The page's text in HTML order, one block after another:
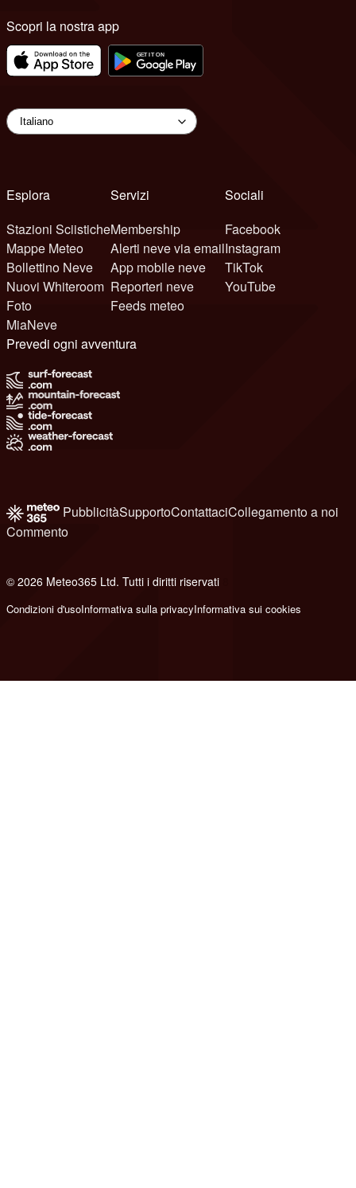
Scopri la nostra app
Esplora
Stazioni Sciistiche
Mappe Meteo
Bollettino Neve
Nuovi Whiteroom
Foto
MiaNeve
Servizi
Membership
Alerti neve via email
App mobile neve
Reporteri neve
Feeds meteo
Sociali
Facebook
Instagram
TikTok
YouTube
Prevedi ogni avventura
PubblicitàSupportoContattaciCollegamento a noi
Commento
© 2026 Meteo365 Ltd. Tutti i diritti riservati
Condizioni d'usoInformativa sulla privacyInformativa sui cookies